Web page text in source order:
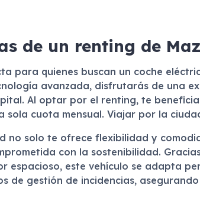
de un renting de
para quienes buscan un coche
avanzada, disfrutarás de una
Al optar por el renting, te
sola cuota mensual. Viajar por la
no solo te ofrece flexibilidad y
con la sostenibilidad.
espacioso, este vehículo se adapta
de gestión de incidencias,